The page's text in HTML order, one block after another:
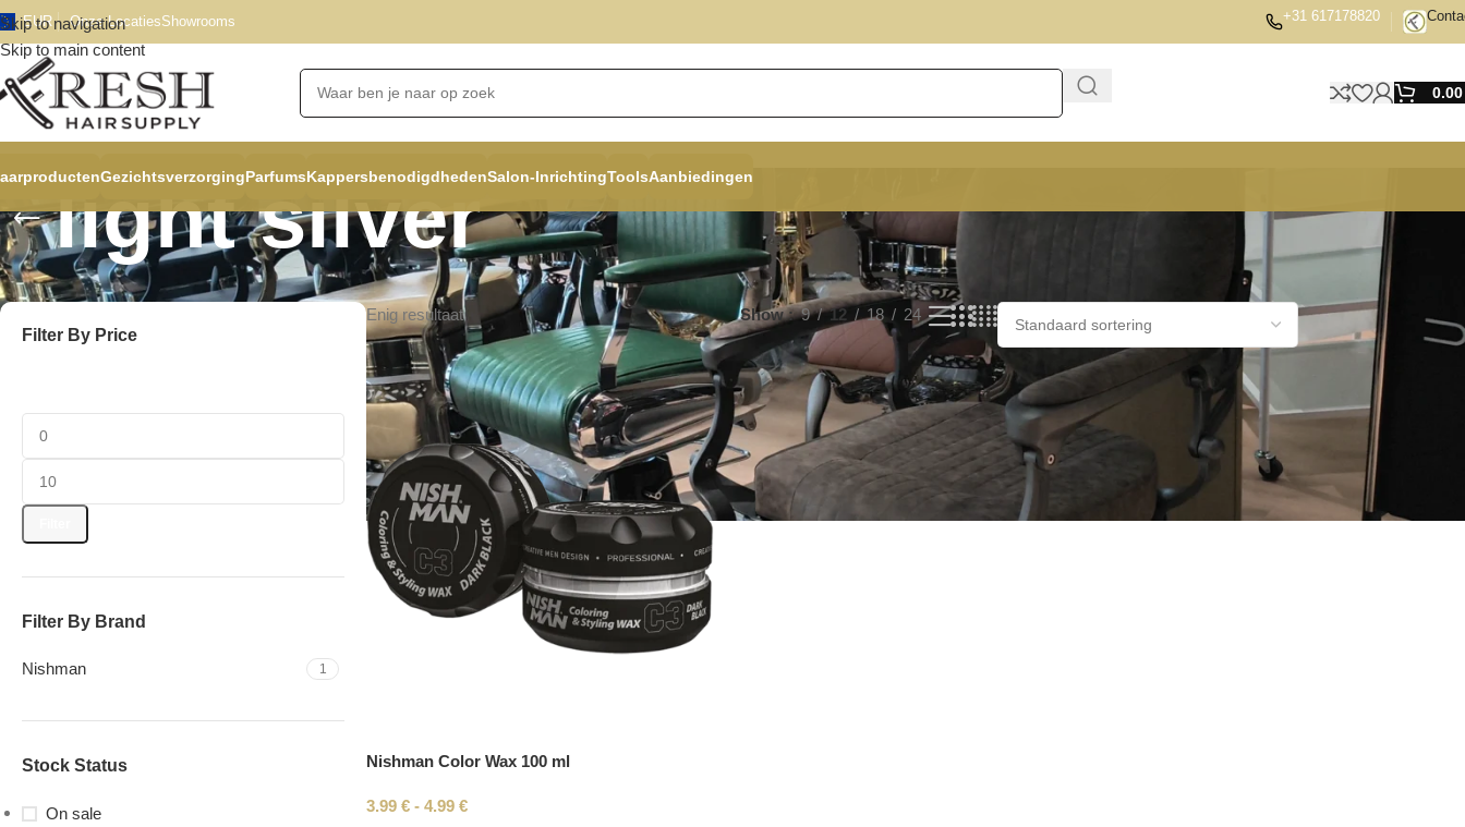
Skip to navigation
Skip to main content
EUR Onze LocatiesShowrooms +31 617178820
GezichtsverzorgingParfumsKappersbenodigdhedenSalon-InrichtingToolsAanbiedingen
light silver
Filter By Price
Filter By Brand
Nishman 1
Stock Status
On sale
Enig resultaat Show 9 12 18 24
Nishman Color Wax 100 ml
3.99 € - 4.99 €